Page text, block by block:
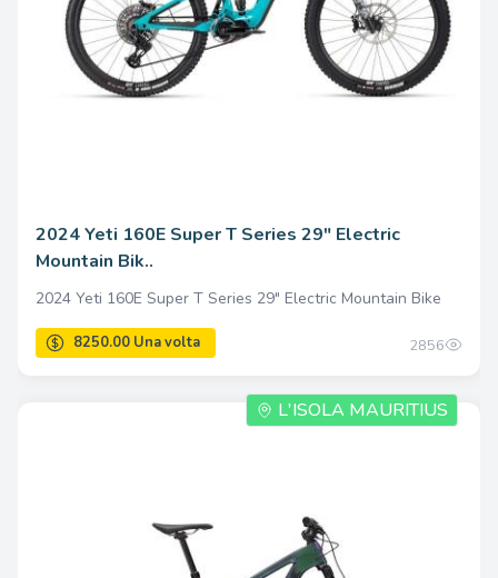
2024 Yeti 160E Super T Series 29" Electric
Mountain Bik..
2024 Yeti 160E Super T Series 29" Electric Mountain Bike
2856
L'ISOLA MAURITIUS